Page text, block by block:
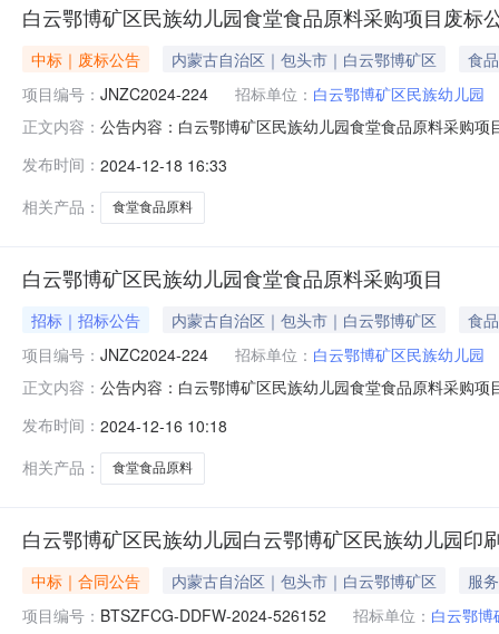
白云鄂博矿区民族幼儿园食堂食品原料采购项目废标
中标｜废标公告 内蒙古自治区｜包头市｜白云鄂博矿区
食
项目编号： JNZC2024-224 招标单位： 白云鄂博矿区民族幼儿园
正文内容： 公告内容：白云鄂博矿区民族幼儿园食堂食品原料采购
区包头市昆都仑区包头乐园东门南200米处2号楼三层联
发布时间： 2024-12-18 16:33
相关产品：
食堂食品原料
白云鄂博矿区民族幼儿园食堂食品原料采购项目
招标｜招标公告 内蒙古自治区｜包头市｜白云鄂博矿区
食
项目编号： JNZC2024-224 招标单位： 白云鄂博矿区民族幼儿园
正文内容： 公告内容：白云鄂博矿区民族幼儿园食堂食品原料采购
备招标条件，现招标方式为公开招标。二、项目概况和
白云鄂博矿区民族幼儿园食堂食
发布时间： 2024-12-16 10:18
相关产品：
食堂食品原料
白云鄂博矿区民族幼儿园白云鄂博矿区民族幼儿园印
中标｜合同公告 内蒙古自治区｜包头市｜白云鄂博矿区
服
项目编号： BTSZFCG-DDFW-2024-526152 招标单位： 白云鄂